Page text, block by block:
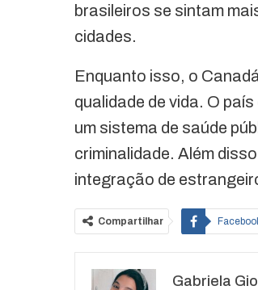
brasileiros se sintam
cidades.
Enquanto isso, o
qualidade de vida. O
um sistema de saúde
criminalidade. Além
integração de
Compartilhar
Gabriela